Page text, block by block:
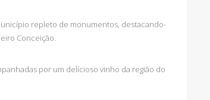
repleto de monumentos, destacando-
Conceição.
por um delícioso vinho da região do